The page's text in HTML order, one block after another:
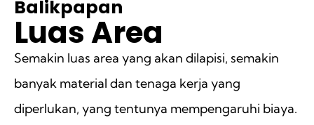
Balikpapan
Luas Area
Semakin luas area yang akan dilapisi, semakin
banyak material dan tenaga kerja yang
diperlukan, yang tentunya mempengaruhi biaya.